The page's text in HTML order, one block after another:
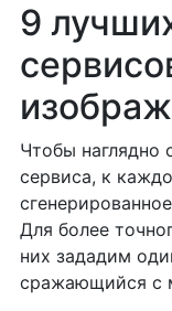
9
Чтобы наглядно
сервиса, к
Для более
них зададим
сражающийся с